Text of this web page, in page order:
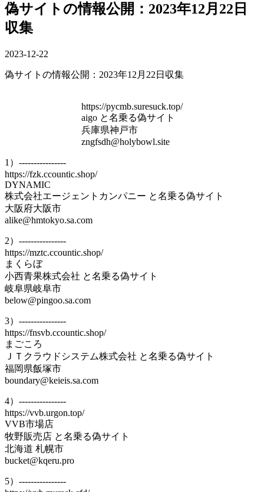
偽サイトの情報公開：2023年12月22日
収集
2023-12-22
偽サイトの情報公開：2023年12月22日収集
https://pycmb.suresuck.top/
aigo と名乗る偽サイト
兵庫県神戸市
zngfsdh@holybowl.site
1）----------------
https://fzk.ccountic.shop/
DYNAMIC
株式会社エージェントカンパニー と名乗る偽サイト
大阪府大阪市
alike@hmtokyo.sa.com
2）----------------
https://mztc.ccountic.shop/
まくらぼ
小西青果株式会社 と名乗る偽サイト
岐阜県岐阜市
below@pingoo.sa.com
3）----------------
https://fnsvb.ccountic.shop/
まごころ
ＪＴクラウドシステム株式会社 と名乗る偽サイト
福岡県飯塚市
boundary@keieis.sa.com
4）----------------
https://vvb.urgon.top/
VVB市場店
牧野販売店 と名乗る偽サイト
北海道 札幌市
bucket@kqeru.pro
5）----------------